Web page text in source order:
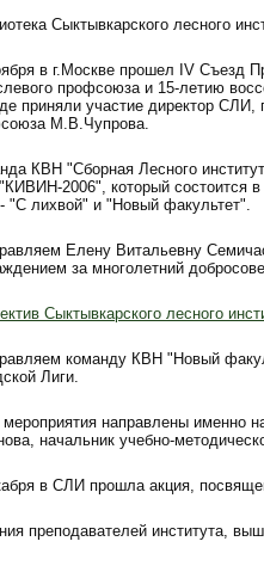
Сыктывкарского лесного
в г.Москве прошел IV Съезд
профсоюза и 15-летию
приняли участие директор
М.В.Чупрова.
КВН "Сборная Лесного
2006", который состоится
"С лихвой" и "Новый факультет".
Елену Витальевну
за многолетний
Сыктывкарского лесного
команду КВН "Новый
Лиги.
направлены именно
начальник учебно-
в СЛИ прошла акция,
преподавателей института,